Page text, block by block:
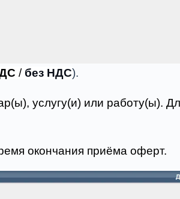
/без НДС).
услугу(и) или работу(ы).
окончания приёма оферт.